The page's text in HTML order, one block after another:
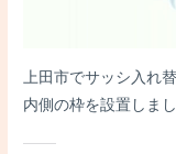
上田市でサッシ入れ
内側の枠を設置しまし